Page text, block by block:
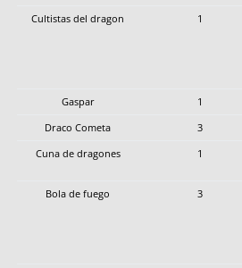
Cultistas del dragon
1
Gaspar
1
Draco Cometa
3
Cuna de dragones
1
Bola de fuego
3